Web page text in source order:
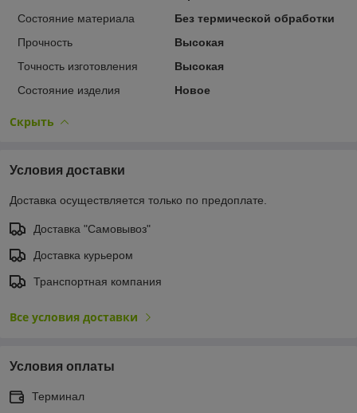
Состояние материала
Без термической обработки
Прочность
Высокая
Точность изготовления
Высокая
Состояние изделия
Новое
Скрыть
Условия доставки
Доставка осуществляется только по предоплате.
Доставка "Самовывоз"
Доставка курьером
Транспортная компания
Все условия доставки
Условия оплаты
Терминал